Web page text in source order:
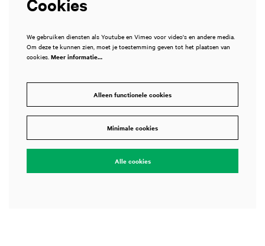
We gebruiken diensten als Youtube en Vimeo voor video's en andere media.
Om deze te kunnen zien, moet je toestemming geven tot het plaatsen van
cookies. Meer informatie…
Alleen functionele cookies
Minimale cookies
Alle cookies